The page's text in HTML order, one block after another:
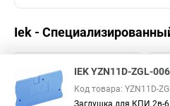
Iek -
IEK YZN11D-ZGL-
Код товара: YZN11D-
Заглушка для КПИ 2в-6